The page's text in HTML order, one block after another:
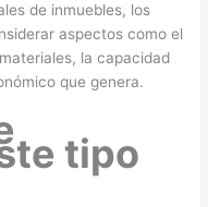
de inmuebles, los
aspectos como el
la capacidad
que genera.
tipo